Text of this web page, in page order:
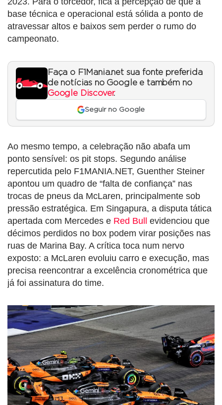
base técnica e operacional está sólida a ponto de
atravessar altos e baixos sem perder o rumo do
campeonato.
Faça o F1Mania.net sua fonte preferida
de notícias no Google e também no
Google Discover.
Seguir no Google
Ao mesmo tempo, a celebração não abafa um
ponto sensível: os pit stops. Segundo análise
repercutida pelo F1MANIA.NET, Guenther Steiner
apontou um quadro de “falta de confiança” nas
trocas de pneus da McLaren, principalmente sob
pressão estratégica. Em Singapura, a disputa tática
apertada com Mercedes e Red Bull
evidenciou que
décimos perdidos no box podem virar posições nas
ruas de Marina Bay. A crítica toca num nervo
exposto: a McLaren evoluiu carro e execução, mas
precisa reencontrar a excelência cronométrica que
já foi assinatura do time.